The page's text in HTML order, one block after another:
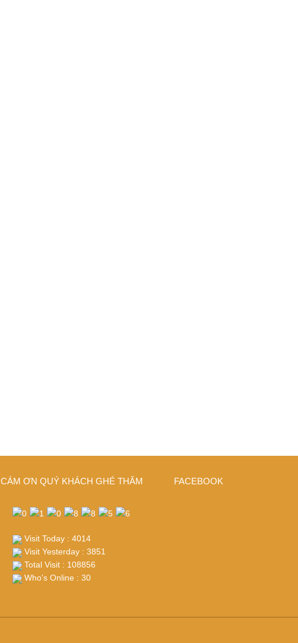
CÁM ƠN QUÝ KHÁCH GHÉ THĂM
Visit Today : 4014
Visit Yesterday : 3851
Total Visit : 108856
Who's Online : 30
FACEBOOK